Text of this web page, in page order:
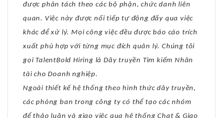
được phân tách theo các bộ phận, chức danh liên
quan. Việc này được nối tiếp tự động đẩy qua việc
khác để xử lý. Mọi công việc đều được báo cáo trích
xuất phù hợp với từng mục đích quản lý. Chúng tôi
gọi TalentBold Hiring là Dây truyền Tìm kiếm Nhân
tài cho Doanh nghiệp.
Ngoài thiết kế hệ thống theo hình thức dây truyền,
các phòng ban trong công ty có thể tạo các nhóm
để thảo luận và giao việc qua hệ thống Chat & Giao